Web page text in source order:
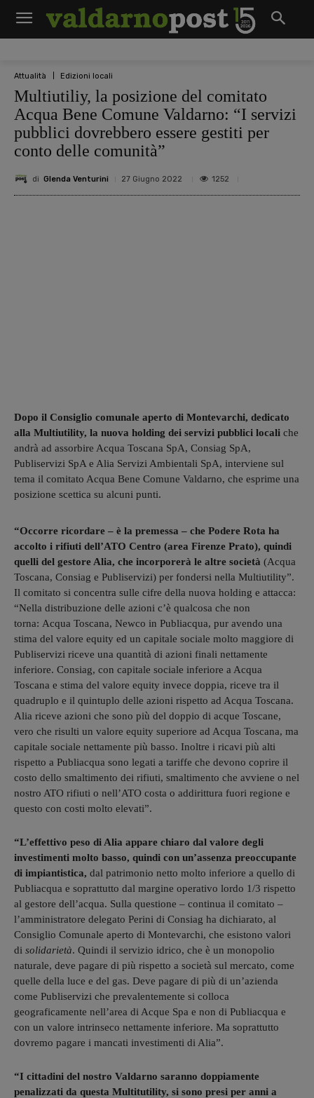
Attualità Edizioni locali
Multiutiliy, la posizione del comitato
Acqua Bene Comune Valdarno: “I servizi
pubblici dovrebbero essere gestiti per
conto delle comunità”
di Glenda Venturini 27 Giugno 2022 1252
Dopo il Consiglio comunale aperto di Montevarchi, dedicato
alla Multiutility, la nuova holding dei servizi pubblici locali che
andrà ad assorbire Acqua Toscana SpA, Consiag SpA,
Publiservizi SpA e Alia Servizi Ambientali SpA, interviene sul
tema il comitato Acqua Bene Comune Valdarno, che esprime una
posizione scettica su alcuni punti.
“Occorre ricordare – è la premessa – che Podere Rota ha
accolto i rifiuti dell’ATO Centro (area Firenze Prato), quindi
quelli del gestore Alia, che incorporerà le altre società (Acqua
Toscana, Consiag e Publiservizi) per fondersi nella Multiutility”.
Il comitato si concentra sulle cifre della nuova holding e attacca:
“Nella distribuzione delle azioni c’è qualcosa che non
torna: Acqua Toscana, Newco in Publiacqua, pur avendo una
stima del valore equity ed un capitale sociale molto maggiore di
Publiservizi riceve una quantità di azioni finali nettamente
inferiore. Consiag, con capitale sociale inferiore a Acqua
Toscana e stima del valore equity invece doppia, riceve tra il
quadruplo e il quintuplo delle azioni rispetto ad Acqua Toscana.
Alia riceve azioni che sono più del doppio di acque Toscane,
vero che risulti un valore equity superiore ad Acqua Toscana, ma
capitale sociale nettamente più basso. Inoltre i ricavi più alti
rispetto a Publiacqua sono legati a tariffe che devono coprire il
costo dello smaltimento dei rifiuti, smaltimento che avviene o nel
nostro ATO rifiuti o nell’ATO costa o addirittura fuori regione e
questo con costi molto elevati”.
“L’effettivo peso di Alia appare chiaro dal valore degli
investimenti molto basso, quindi con un’assenza preoccupante
di impiantistica, dal patrimonio netto molto inferiore a quello di
Publiacqua e soprattutto dal margine operativo lordo 1/3 rispetto
al gestore dell’acqua. Sulla questione – continua il comitato –
l’amministratore delegato Perini di Consiag ha dichiarato, al
Consiglio Comunale aperto di Montevarchi, che esistono valori
di solidarietà. Quindi il servizio idrico, che è un monopolio
naturale, deve pagare di più rispetto a società sul mercato, come
quelle della luce e del gas. Deve pagare di più di un’azienda
come Publiservizi che prevalentemente si colloca
geograficamente nell’area di Acque Spa e non di Publiacqua e
con un valore intrinseco nettamente inferiore. Ma soprattutto
dovremo pagare i mancati investimenti di Alia”.
“I cittadini del nostro Valdarno saranno doppiamente
penalizzati da questa Multitutility, si sono presi per anni a